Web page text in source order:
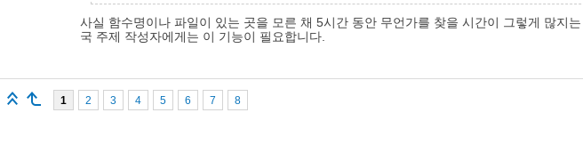
사실 함수명이나 파일이 있는 곳을 모른 채 5시간 동안 무언가를 찾을 시간이 그렇게 많지
국 주제 작성자에게는 이 기능이 필요합니다.
1 2 3 4 5 6 7 8